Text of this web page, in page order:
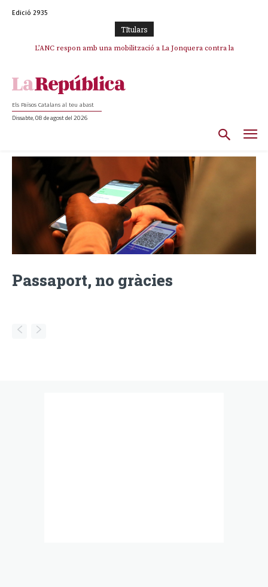
Edició 2935
TItulars
L’ANC respon amb una mobilització a La Jonquera contra la
Els Països Catalans al teu abast
Dissabte, 08 de agost del 2026
Passaport, no gràcies